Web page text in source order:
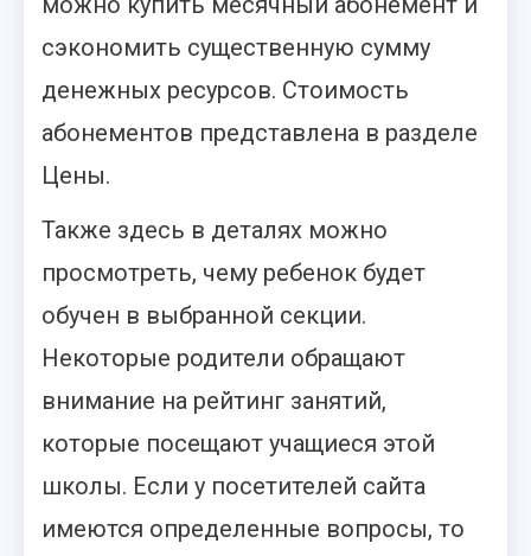
сэкономить существенную сумму
денежных ресурсов. Стоимость
абонементов представлена в разделе
Цены.
Также здесь в деталях можно
просмотреть, чему ребенок будет
обучен в выбранной секции.
Некоторые родители обращают
внимание на рейтинг занятий,
которые посещают учащиеся этой
школы. Если у посетителей сайта
имеются определенные вопросы, то